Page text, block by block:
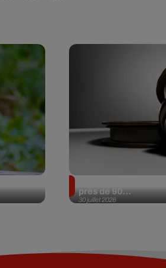
30 juillet 2026
près de 90...